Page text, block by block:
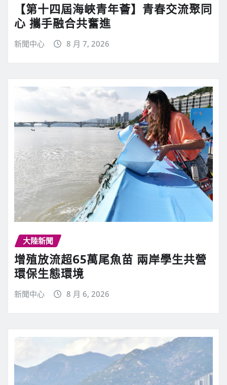
【第十四屆海峽青年薈】青春交流聚同
心 攜手融合共奮進
新聞中心 8 月 7, 2026
大陸新聞
增殖放流超65萬尾魚苗 兩岸學生共營
環保生態環境
新聞中心 8 月 6, 2026